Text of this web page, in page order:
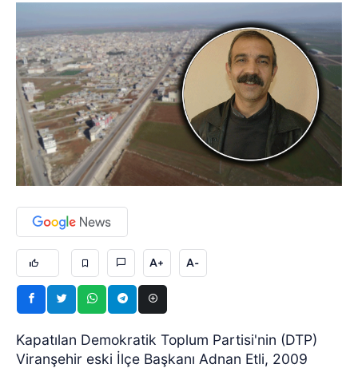
A+ A-
Kapatılan Demokratik Toplum Partisi'nin (DTP)
Viranşehir eski İlçe Başkanı Adnan Etli, 2009